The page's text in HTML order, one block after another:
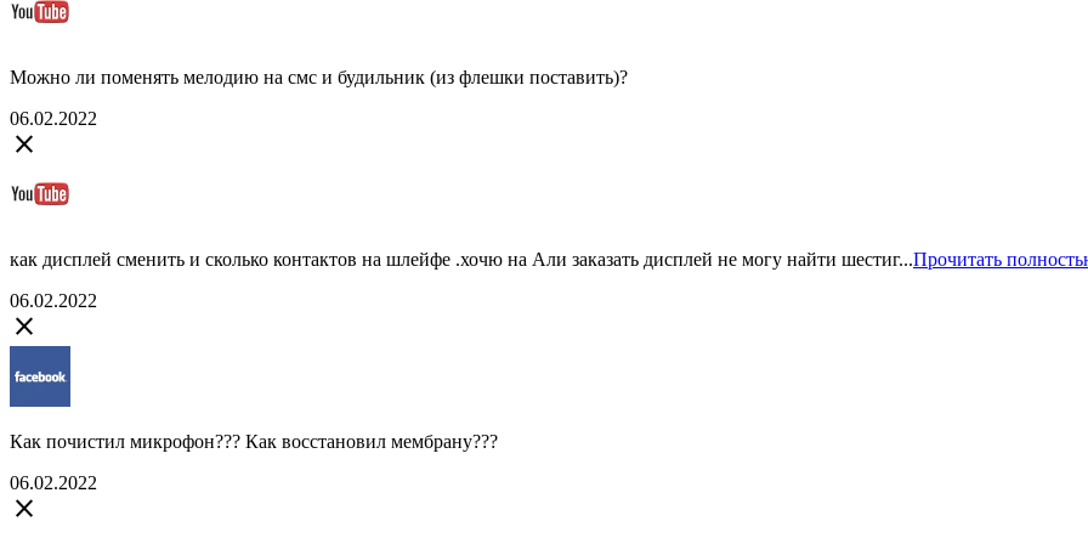
Можно ли поменять мелодию на смс и будильник (из флешки поставить)?
06.02.2022
close
как дисплей сменить и сколько контактов на шлейфе .хочю на Али заказать дисплей не могу найти шестиг...Прочитать
06.02.2022
close
Как почистил микрофон??? Как восстановил мембрану???
06.02.2022
close